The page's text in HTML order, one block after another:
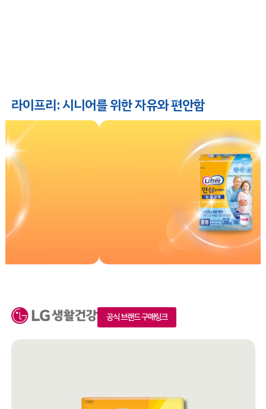
라이프리: 시니어를 위한 자유와 편안함
공식 브랜드 구매링크